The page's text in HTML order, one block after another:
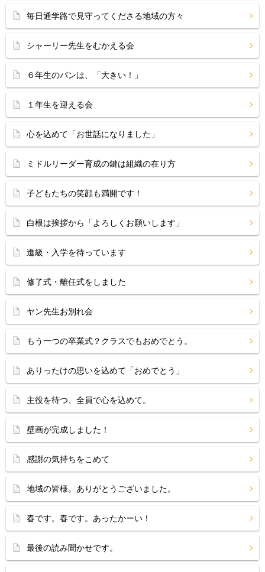
毎日通学路で見守ってくださる地域の方々
シャーリー先生をむかえる会
６年生のパンは、「大きい！」
１年生を迎える会
心を込めて「お世話になりました」
ミドルリーダー育成の鍵は組織の在り方
子どもたちの笑顔も満開です！
白根は挨拶から「よろしくお願いします」
進級・入学を待っています
修了式・離任式をしました
ヤン先生お別れ会
もう一つの卒業式？クラスでもおめでとう。
ありったけの思いを込めて「おめでとう」
主役を待つ、全員で心を込めて。
壁画が完成しました！
感謝の気持ちをこめて
地域の皆様。ありがとうございました。
春です。春です。あったかーい！
最後の読み聞かせです。